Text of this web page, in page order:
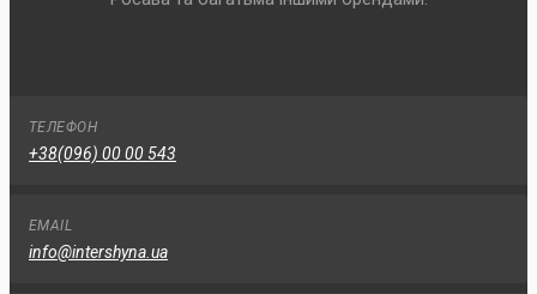
ТЕЛЕФОН
+38(096) 00 00 543
EMAIL
info@intershyna.ua